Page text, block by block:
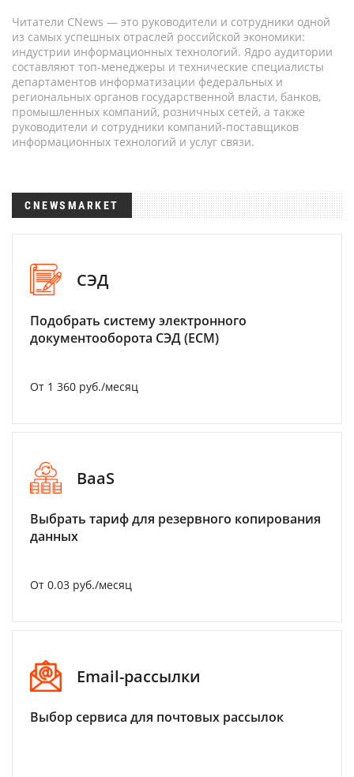
Читатели CNews — это руководители и сотрудники одной
из самых успешных отраслей российской экономики:
индустрии информационных технологий. Ядро аудитории
составляют топ-менеджеры и технические специалисты
департаментов информатизации федеральных и
региональных органов государственной власти, банков,
промышленных компаний, розничных сетей, а также
руководители и сотрудники компаний-поставщиков
информационных технологий и услуг связи.
CNEWSMARKET
СЭД
Подобрать систему электронного
документооборота СЭД (ECM)
От 1 360 руб./месяц
BaaS
Выбрать тариф для резервного копирования
данных
От 0.03 руб./месяц
Email-рассылки
Выбор сервиса для почтовых рассылок